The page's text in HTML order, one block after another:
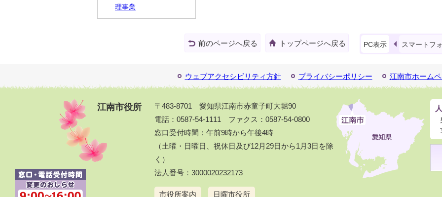
理事業
前のページへ戻る トップページへ戻る PC表示 スマートフ
ウェブアクセシビリティ方針 プライバシーポリシー 江南市ホーム
江南市役所
〒483-8701 愛知県江南市赤童子町大堀90
電話：0587-54-1111 ファクス：0587-54-0800
窓口受付時間：午前9時から午後4時
（土曜・日曜日、祝休日及び12月29日から1月3日を除
く）
法人番号：3000020232173
市役所案内 日曜市役所